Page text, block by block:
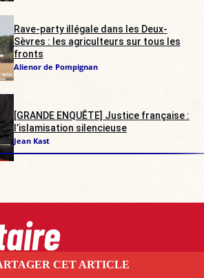
Rave-party illégale dans les Deux-
Sèvres : les agriculteurs sur tous les
fronts
Alienor de Pompignan
[GRANDE ENQUÊTE] Justice française :
l’islamisation silencieuse
Jean Kast
Les contenus écrits publiés par Boulevard
CET ARTICLE